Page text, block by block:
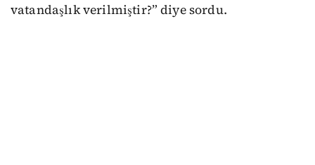
vatandaşlık verilmiştir?” diye sordu.